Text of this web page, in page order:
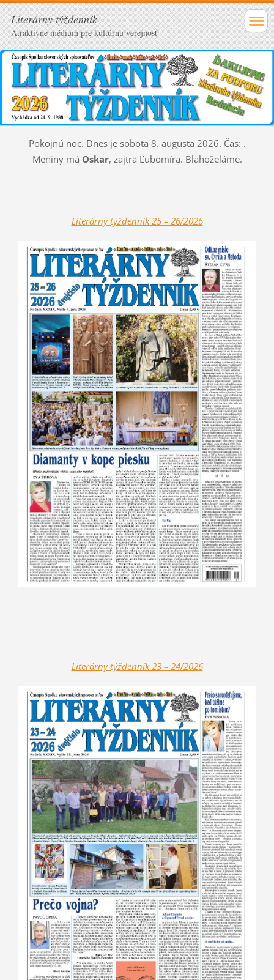
Literárny týždenník
Atraktívne médium pre kultúrnu verejnosť
Pokojnú noc. Dnes je sobota 8. augusta 2026. Čas: .
Meniny má Oskar, zajtra Ľubomíra. Blahoželáme.
Literárny týždenník 25 – 26/2026
Literárny týždenník 23 – 24/2026